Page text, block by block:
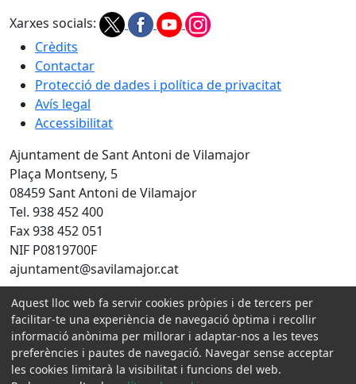
Xarxes socials:
Crèdits
Contactar
Protecció de dades i política de privacitat
Avís legal
Accessibilitat
Ajuntament de Sant Antoni de Vilamajor
Plaça Montseny, 5
08459 Sant Antoni de Vilamajor
Tel. 938 452 400
Fax 938 452 051
NIF P0819700F
ajuntament@savilamajor.cat
Amb la col·laboració de:
Aquest lloc web fa servir cookies pròpies i de tercers per
facilitar-te una experiència de navegació òptima i recollir
informació anònima per millorar i adaptar-nos a les teves
preferències i pautes de navegació. Navegar sense acceptar
les cookies limitarà la visibilitat i funcions del web.